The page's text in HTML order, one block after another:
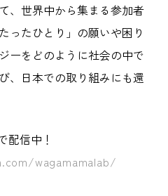
、世界中から集まる参加者
ったひとり」の願いや困り
ーをどのように社会の中で
、日本での取り組みにも還
配信中！
wagamamalab/